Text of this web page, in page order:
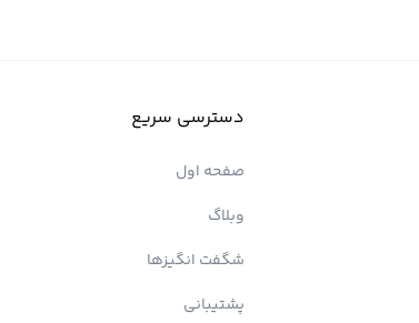
دسترسی سریع
صفحه اول
وبلاگ
شگفت انگیزها
پشتیبانی